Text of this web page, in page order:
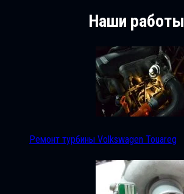
Наши работы
Ремонт турбины Volkswagen Touareg